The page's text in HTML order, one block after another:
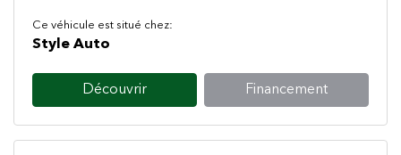
Ce véhicule est situé chez:
Style Auto
Découvrir Financement